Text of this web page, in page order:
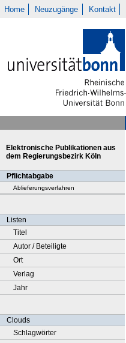
Home Neuzugänge Kontakt
Elektronische Publikationen aus
dem Regierungsbezirk Köln
Pflichtabgabe
Ablieferungsverfahren
Listen
Titel
Autor / Beteiligte
Ort
Verlag
Jahr
Clouds
Schlagwörter